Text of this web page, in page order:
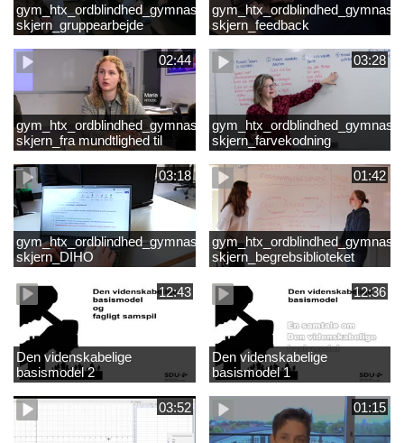
gym_htx_ordblindhed_gymnasiet
skjern_gruppearbejde
skjern_feedback
02:44
gym_htx_ordblindhed_gymnasiet
skjern_fra mundtlighed til
skriftlighed
03:28
skjern_farvekodning
03:18
gym_htx_ordblindhed_gymnasiet
skjern_DIHO
01:42
skjern_begrebsiblioteket
12:43
Den videnskabelige
basismodel 2
12:36
Den videnskabelige
basismodel 1
03:52 01:15